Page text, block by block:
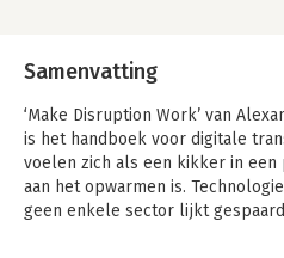
Samenvatting
‘Make Disruption Work’ van
is het handboek voor digitale
voelen zich als een kikker in een
aan het opwarmen is.
geen enkele sector lijkt